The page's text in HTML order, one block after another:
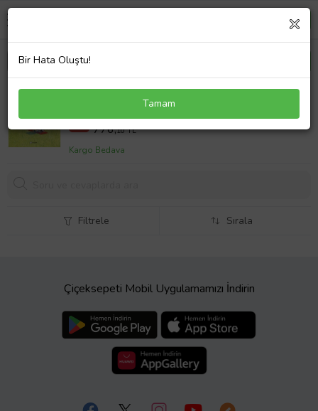
Bugün Burada Yarın Orada (Ciltli)
%17 930 TL
776,10 TL
Kargo Bedava
Filtrele Sırala
Çiçeksepeti Mobil Uygulamamızı İndirin
Bir Hata Oluştu!
Tamam